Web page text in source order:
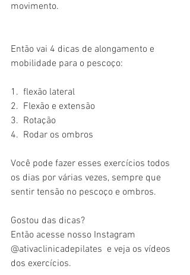
movimento.
Então vai 4 dicas de alongamento e
mobilidade para o pescoço:
1.  flexão lateral
2.  Flexão e extensão
3.  Rotação
4.  Rodar os ombros
Você pode fazer esses exercícios todos
os dias por várias vezes, sempre que
sentir tensão no pescoço e ombros.
Gostou das dicas?
Então acesse nosso Instagram
@ativaclinicadepilates  e veja os vídeos
dos exercícios.